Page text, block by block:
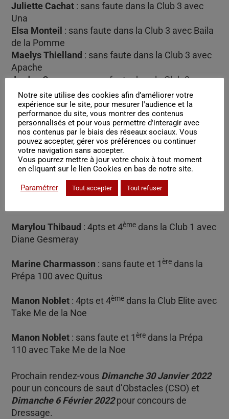
Juliette Cachat : sans faute dans la Club 3 avec
Una
Elsa Monteil : sans faute dans la Club 3 avec Baila
de la Pomme
Maelys Thielland : sans faute dans la Club 3 avec
Apache
Jordan Carcenac: sans faute dans la Club 3 avec
Quiribus
Nathan Renaud Julian: sans faute dans la prépa
80 avec Topaze
Nathan Renaud Julian: sans faute et 7
Club 2 avec Topaze
Jade Cicirello
: sans faute dans la prépa 90 avec
Marylou Thibaud : 4pts et 4ème dans la Club 1 avec
Diane Gesmeray
Marine Charmasson : sans faute et 1ère dans la
Prépa 100 avec Quitus
Manon Noblet : 4pts et 4ème dans la Club Elite avec
Take Me de la Noe
Manon Noblet : sans faute et 1ère dans la Prépa
110 avec Take Me de la Noe
Prochain rendez-vous Dimanche 30 Janvier 2022
pour un concours de saut d’Obstacles (CSO) et
Dimanche 6 Février 2022pour concours de
Dressage.
Notre site utilise des cookies afin d’améliorer votre
expérience sur le site, pour mesurer l'audience et la
performance du site, vous montrer des contenus
personnalisés et pour vous permettre d'interagir avec
nos contenus par le biais des réseaux sociaux. Vous
pouvez accepter, gérer vos préférences ou continuer
votre navigation sans accepter.
Vous pourrez mettre à jour votre choix à tout moment
en cliquant sur le lien Cookies en bas de notre site.
Paramétrer Tout accepter Tout refuser